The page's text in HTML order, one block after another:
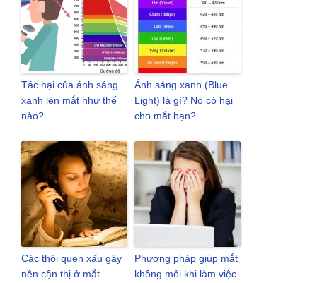
Tác hại của ánh sáng
xanh lên mắt như thế
nào?
Ánh sáng xanh (Blue
Light) là gì? Nó có hại
cho mắt bạn?
Các thói quen xấu gây
nên cận thị ở mắt
Phương pháp giúp mắt
không mỏi khi làm việc